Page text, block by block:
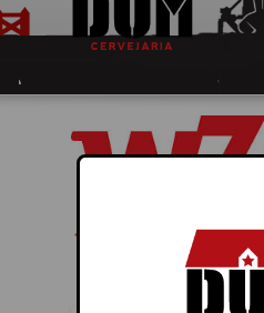
← Previous Next →